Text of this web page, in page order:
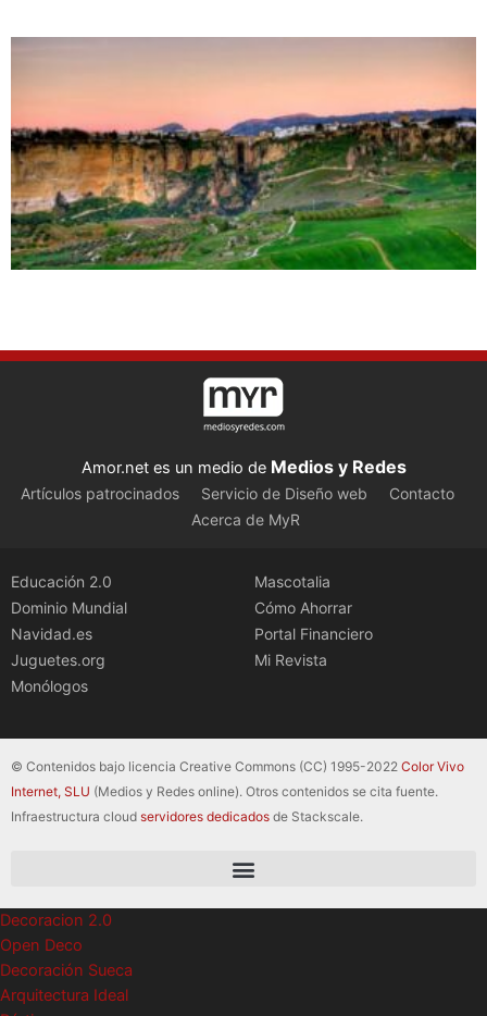
Amor.net es un medio de Medios y Redes
Artículos patrocinados Servicio de Diseño web
Contacto
Acerca de MyR
Educación 2.0
Dominio Mundial
Navidad.es
Juguetes.org
Monólogos
Mascotalia
Cómo Ahorrar
Portal Financiero
Mi Revista
© Contenidos bajo licencia Creative Commons (CC) 1995-2022 Color Vivo
Internet, SLU (Medios y Redes online). Otros contenidos se cita fuente.
Infraestructura cloud servidores dedicados de Stackscale.
Decoracion 2.0
Open Deco
Decoración Sueca
Arquitectura Ideal